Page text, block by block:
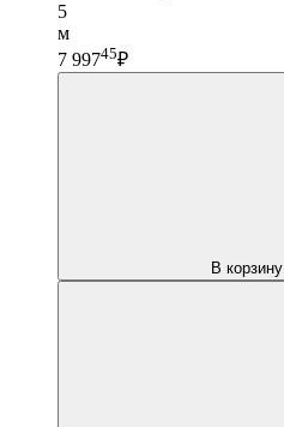
5
м
7 99745₽
В корзину